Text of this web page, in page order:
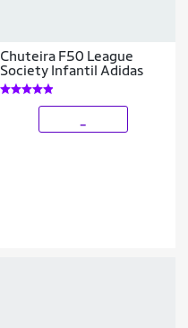
Chuteira F50 League
Society Infantil Adidas